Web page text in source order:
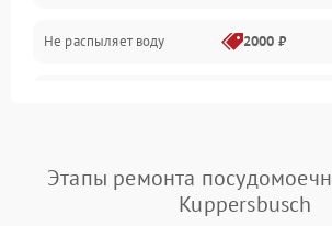
Программное обеспечение
Не распыляет воду 2000 ₽
Проблемы с набором
воды
1800 ₽
Этапы ремонта
Kuppersbusch